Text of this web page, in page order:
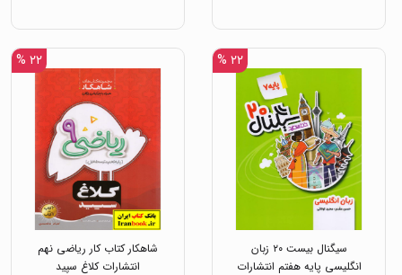
۲۲ %
سیگنال بیست ۲۰ زبان
انگلیسی پایه هفتم انتشارات
۲۲ %
شاهکار کتاب کار ریاضی نهم
انتشارات کلاغ سپید